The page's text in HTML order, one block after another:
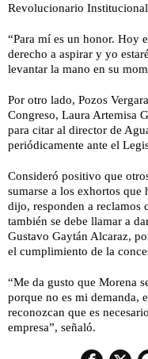
Revolucionario
“Para mí es un honor. Hoy
derecho a aspirar y yo
levantar la mano en su
Por otro lado, Pozos
Congreso, Laura Artemisa
para citar al director de
periódicamente ante el
Consideró positivo que
sumarse a los exhortos que
dijo, responden a reclamos
también se debe llamar a
Gustavo Gaytán Alcaraz,
el cumplimiento de la
“Me da gusto que Morena
porque no es mi demanda,
reconozcan que es
empresa”, señaló.